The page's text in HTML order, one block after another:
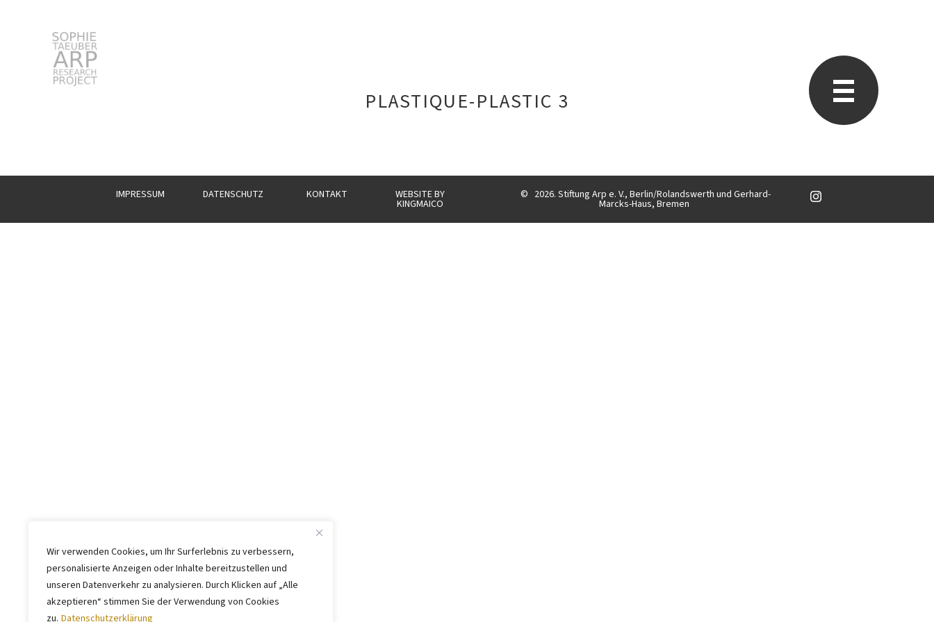
Wir verwenden Cookies, um Ihr Surferlebnis zu verbessern,
personalisierte Anzeigen oder Inhalte bereitzustellen und
unseren Datenverkehr zu analysieren. Durch Klicken auf „Alle
akzeptieren“ stimmen Sie der Verwendung von Cookies
zu. Datenschutzerklärung
PLASTIQUE-PLASTIC 3
IMPRESSUM DATENSCHUTZ KONTAKT WEBSITE BY
KINGMAICO
© 2026. Stiftung Arp e. V., Berlin/Rolandswerth und Gerhard-
Marcks-Haus, Bremen